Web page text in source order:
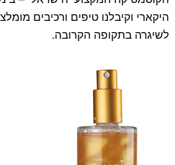
היקארי וקיבלנו טיפים ורכיבים
לשיגרה בתקופה הקרובה.